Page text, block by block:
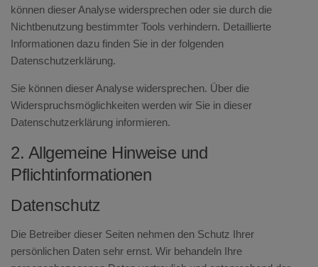
können dieser Analyse widersprechen oder sie durch die
Nichtbenutzung bestimmter Tools verhindern. Detaillierte
Informationen dazu finden Sie in der folgenden
Datenschutzerklärung.
Sie können dieser Analyse widersprechen. Über die
Widerspruchsmöglichkeiten werden wir Sie in dieser
Datenschutzerklärung informieren.
2. Allgemeine Hinweise und
Pflichtinformationen
Datenschutz
Die Betreiber dieser Seiten nehmen den Schutz Ihrer
persönlichen Daten sehr ernst. Wir behandeln Ihre